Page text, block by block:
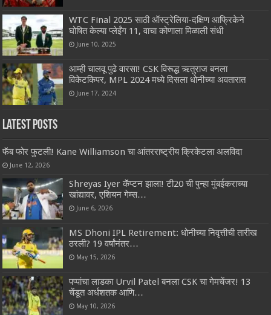
WTC Final 2025 साठी ऑस्ट्रेलिया-दक्षिण आफ्रिकेने
घोषित केल्या प्लेईंग 11, वाचा कोणाला मिळाली संधी
June 10, 2025
आम्ही चालवू पुढे वारसा! CSK विरूद्ध ऋतुराज बनला
विकेटकिपर, MPL 2024 मध्ये दिसला धोनीच्या अवतारात
June 17, 2024
Latest Posts
फॅब फोर फुटली! Kane Williamson चा आंतरराष्ट्रीय क्रिकेटला अलविदा
June 12, 2026
Shreyas Iyer कॅप्टन झाला! टी20 ची पुन्हा मुंबईकराच्या
खांद्यावर, एशियन गेम्स…
June 6, 2026
MS Dhoni IPL Retirement: धोनीच्या निवृत्तीची तारीख
ठरली? 19 वर्षांनंतर…
May 15, 2026
पप्पांचा लाडका Urvil Patel बनला CSK चा गेमचेंजर! 13
चेंडूत अर्धशतक आणि…
May 10, 2026